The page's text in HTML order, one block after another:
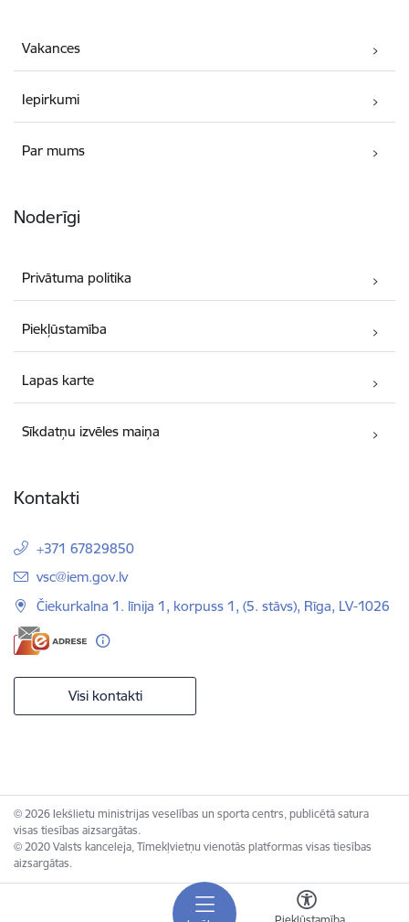
Piekļūstamība
Vakances
Iepirkumi
Par mums
Noderīgi
Privātuma politika
Piekļūstamība
Lapas karte
Sīkdatņu izvēles maiņa
Kontakti
+371 67829850
E-pasts:
vsc@iem.gov.lv
Čiekurkalna 1. līnija 1, korpuss 1, (5. stāvs), Rīga, LV-1026
Visi kontakti
© 2026 Iekšlietu ministrijas veselības un sporta centrs, publicētā satura
visas tiesības aizsargātas.
© 2020 Valsts kanceleja, Tīmekļvietņu vienotās platformas visas tiesības
aizsargātas.